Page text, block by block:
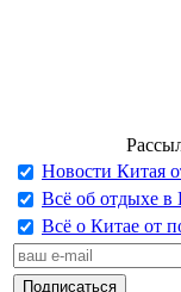
Новости Китая
Всё об отдыхе в
Всё о Китае от